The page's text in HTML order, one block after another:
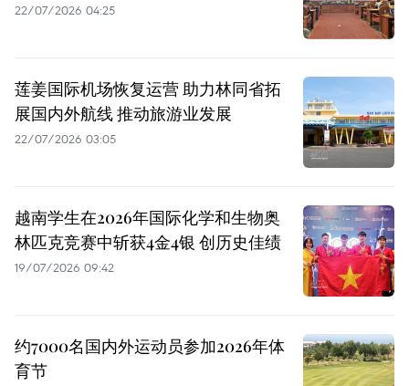
22/07/2026 04:25
莲姜国际机场恢复运营 助力林同省拓
展国内外航线 推动旅游业发展
22/07/2026 03:05
越南学生在2026年国际化学和生物奥
林匹克竞赛中斩获4金4银 创历史佳绩
19/07/2026 09:42
约7000名国内外运动员参加2026年体
育节